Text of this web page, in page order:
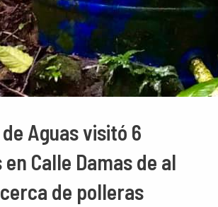
Aguas visitó 6
Calle Damas de al
de polleras